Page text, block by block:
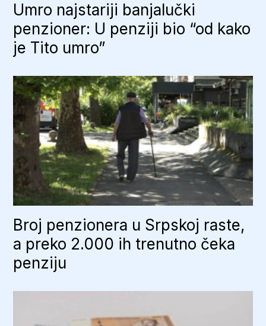
Umro najstariji banjalučki
penzioner: U penziji bio “od kako
je Tito umro”
Broj penzionera u Srpskoj raste,
a preko 2.000 ih trenutno čeka
penziju